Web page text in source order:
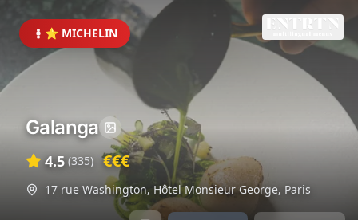
⭐ MICHELIN
Galanga
4.5 (335) €€€
17 rue Washington, Hôtel Monsieur George, Paris